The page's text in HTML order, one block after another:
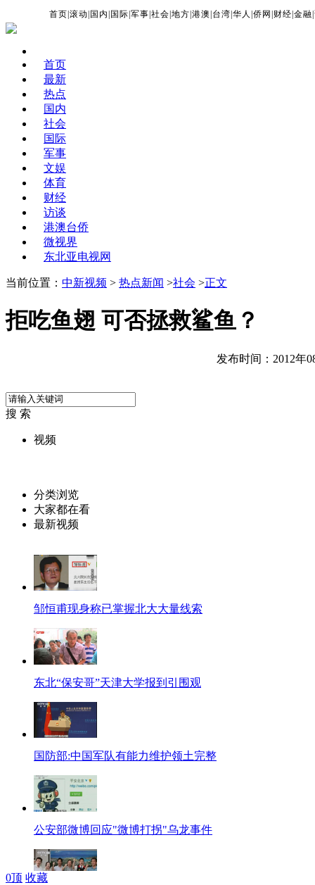
首页 |滚动 国内 国际 |军事 |社会 |地方 |港澳 台湾 |华人 |侨网 财经 |金融 |
首页
最新
热点
国内
社会
国际
军事
文娱
体育
财经
访谈
港澳台侨
微视界
东北亚电视网
当前位置： 中新视频 > 热点新闻 >社会 >正文
拒吃鱼翅 可否拯救鲨鱼？
发布时间：2012年
搜 索
视频
分类浏览
大家都在看
最新视频
邹恒甫现身称已掌握北大大量线索
东北“保安哥”天津大学报到引围观
国防部:中国军队有能力维护领土完整
公安部微博回应"微博打拐"乌龙事件
0顶 收藏